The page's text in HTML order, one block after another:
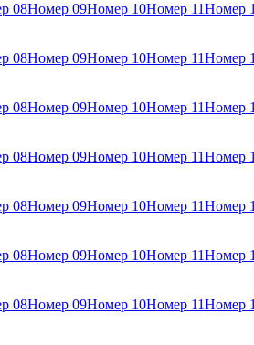
08Номер 09Номер 10Номер 11Номер
08Номер 09Номер 10Номер 11Номер
08Номер 09Номер 10Номер 11Номер
08Номер 09Номер 10Номер 11Номер
08Номер 09Номер 10Номер 11Номер
08Номер 09Номер 10Номер 11Номер
08Номер 09Номер 10Номер 11Номер